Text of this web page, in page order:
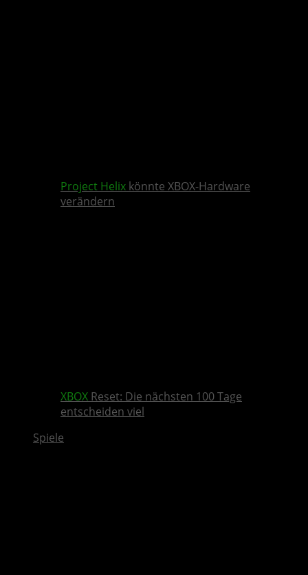
Project Helix könnte XBOX-Hardware
verändern
XBOX Reset: Die nächsten 100 Tage
entscheiden viel
Spiele